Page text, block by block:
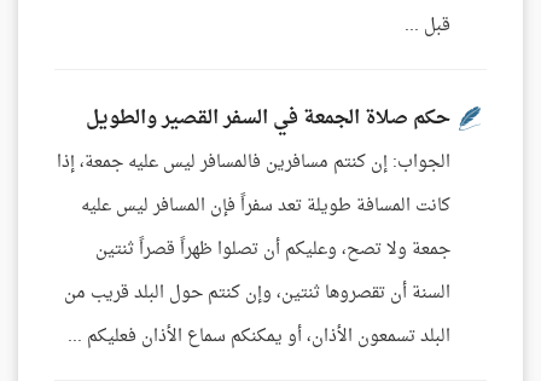
قبل ...
حكم صلاة الجمعة في السفر القصير والطويل
الجواب: إن كنتم مسافرين فالمسافر ليس عليه جمعة، إذا
كانت المسافة طويلة تعد سفراً فإن المسافر ليس عليه
جمعة ولا تصح، وعليكم أن تصلوا ظهراً قصراً ثنتين
السنة أن تقصروها ثنتين، وإن كنتم حول البلد قريب من
البلد تسمعون الأذان، أو يمكنكم سماع الأذان فعليكم ...